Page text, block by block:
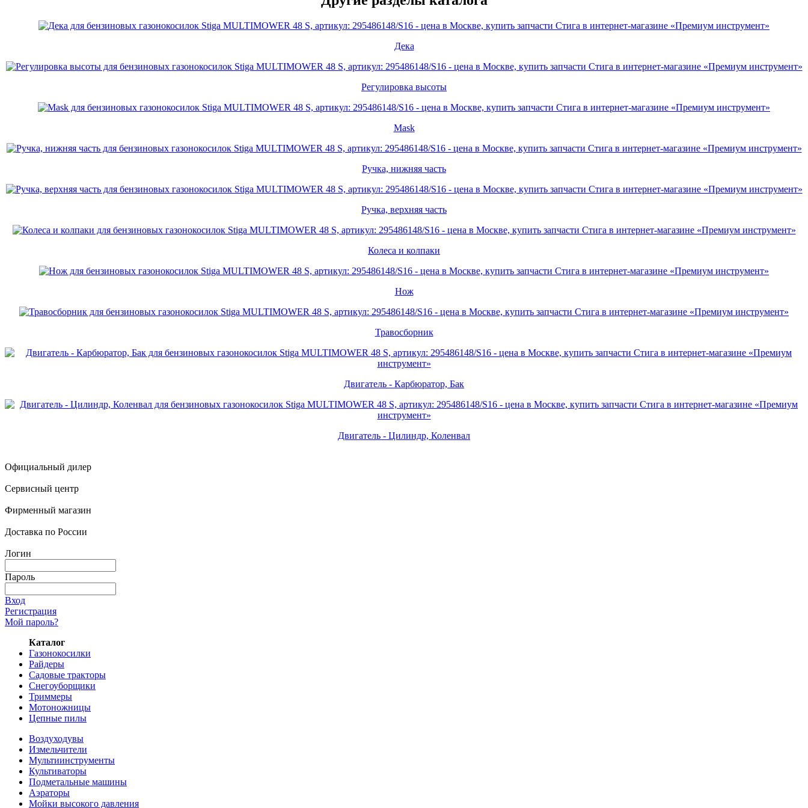
Дека
Регулировка высоты
Mask
Ручка, нижняя часть
Ручка, верхняя часть
Колеса и колпаки
Нож
Травосборник
Двигатель - Карбюратор, Бак
Двигатель - Цилиндр, Коленвал
Официальный дилер
Сервисный центр
Фирменный магазин
Доставка по России
Логин
Пароль
Вход
Регистрация
Мой пароль?
Каталог
Газонокосилки
Райдеры
Садовые тракторы
Снегоуборщики
Триммеры
Мотоножницы
Цепные пилы
Воздуходувы
Измельчители
Мультиинструменты
Культиваторы
Подметальные машины
Аэраторы
Мойки высокого давления